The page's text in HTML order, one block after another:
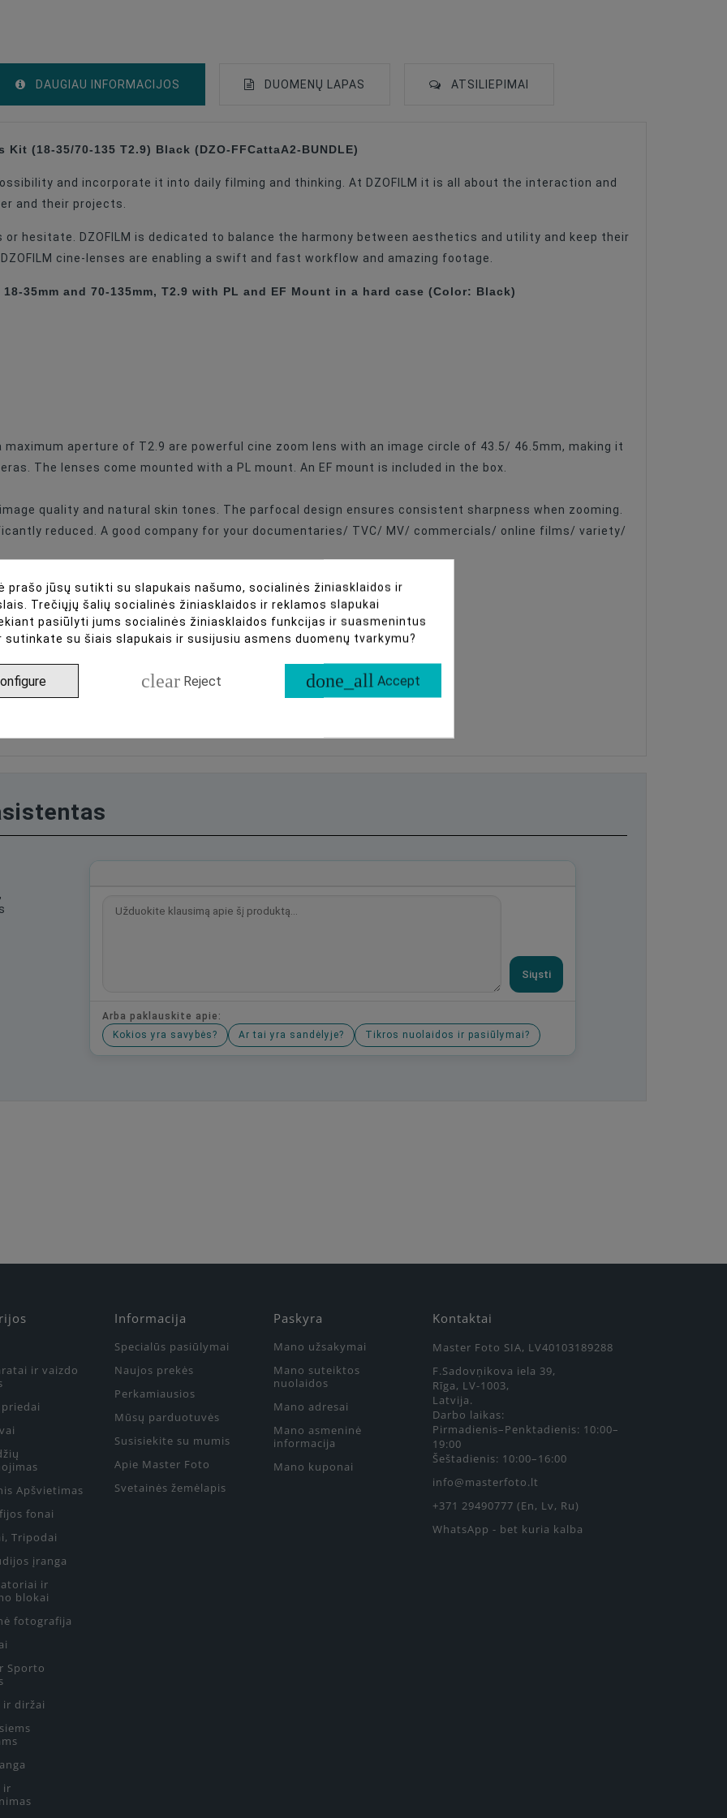
DAUGIAU INFORMACIJOS DUOMENŲ LAPAS ATSILIEPIMAI
Canon EF
Arri PL
CINEMA
T2.9
(18-35/70-135 T2.9) Black (DZO-FFCattaA2-BUNDLE)
and incorporate it into daily filming and thinking. At DZOFILM it is all about the interaction and
and their projects.
hesitate. DZOFILM is dedicated to balance the harmony between aesthetics and utility and keep their
cine-lenses are enabling a swift and fast workflow and amazing footage.
35mm and 70-135mm, T2.9 with PL and EF Mount in a hard case (Color: Black)
maximum aperture of T2.9 are powerful cine zoom lens with an image circle of 43.5/ 46.5mm, making it
The lenses come mounted with a PL mount. An EF mount is included in the box.
quality and natural skin tones. The parfocal design ensures consistent sharpness when zooming.
reduced. A good company for your documentaries/ TVC/ MV/ commercials/ online films/ variety/
a sturdy carrying case.
Siųsti
Arba paklauskite apie:
Kokios yra savybės?
Ar tai yra sandėlyje? Tikros nuolaidos ir pasiūlymai?
ir vaizdo
Apšvietimas
fonai
Tripodai
įranga
ir
blokai
fotografija
Sporto
ir diržai
ir
Informacija
Specialūs pasiūlymai
Naujos prekės
Perkamiausios
Mūsų parduotuvės
Susisiekite su mumis
Apie Master Foto
Svetainės žemėlapis
Paskyra
Mano užsakymai
Mano suteiktos
nuolaidos
Mano adresai
Mano asmeninė
informacija
Mano kuponai
Kontaktai
Master Foto SIA, LV40103189288
F.Sadovņikova iela 39,
Rīga, LV-1003,
Latvija.
Darbo laikas:
Pirmadienis–Penktadienis: 10:00–
19:00
Šeštadienis: 10:00–16:00
info@masterfoto.lt
+371 29490777 (En, Lv, Ru)
WhatsApp - bet kuria kalba
prašo jūsų sutikti su slapukais našumo, socialinės žiniasklaidos ir
Trečiųjų šalių socialinės žiniasklaidos ir reklamos slapukai
pasiūlyti jums socialinės žiniasklaidos funkcijas ir suasmenintus
sutinkate su šiais slapukais ir susijusiu asmens duomenų tvarkymu?
clear Reject done_all Accept